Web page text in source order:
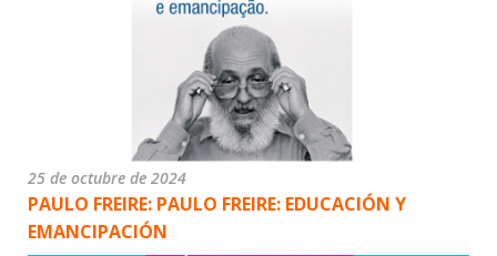
25 de octubre de 2024
PAULO FREIRE: PAULO FREIRE: EDUCACIÓN Y
EMANCIPACIÓN